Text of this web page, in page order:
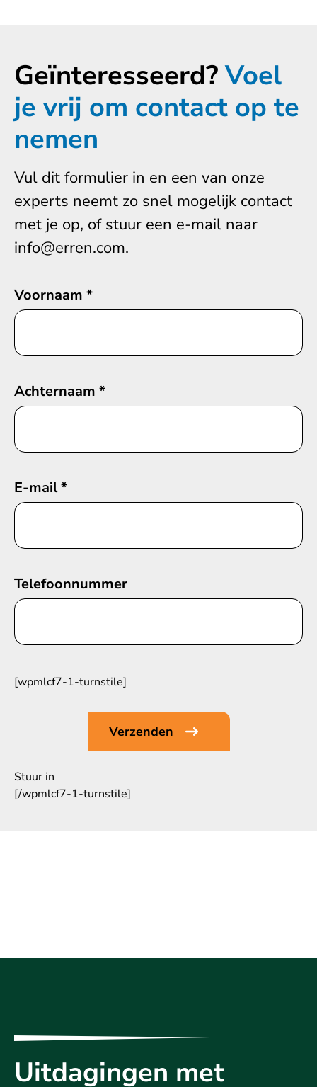
Geïnteresseerd?Voel
je vrij om contact op te
nemen
Vul dit formulier in en een van onze
experts neemt zo snel mogelijk contact
met je op, of stuur een e-mail naar
info@erren.com.
Voornaam *
Achternaam *
E-mail*
Telefoonnummer
[wpmlcf7-1-turnstile]
Stuur in
[/wpmlcf7-1-turnstile]
Uitdagingen met